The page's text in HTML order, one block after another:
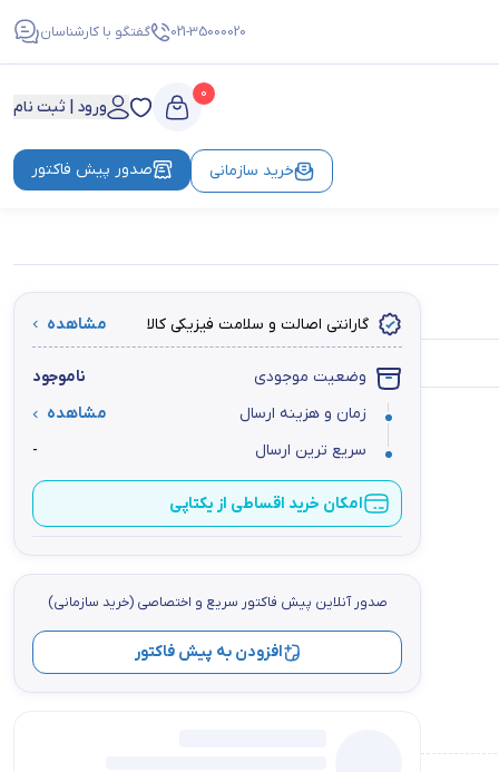
021-35000020 گفتگو با کارشناسان
0
ورود | ثبت نام
خرید سازمانی صدور پیش فاکتور
گارانتی اصالت و سلامت فیزیکی کالا مشاهده
وضعیت موجودی
ناموجود
زمان و هزینه ارسال
مشاهده
سریع ترین ارسال
-
امکان خرید اقساطی از یکتاپی
صدور آنلاین پيش فاكتور سریع و اختصاصي (خرید سازمانی)
افزودن به پیش فاکتور